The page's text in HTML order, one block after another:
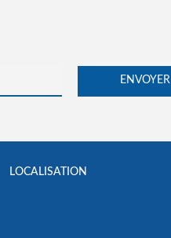
LOCALISATION